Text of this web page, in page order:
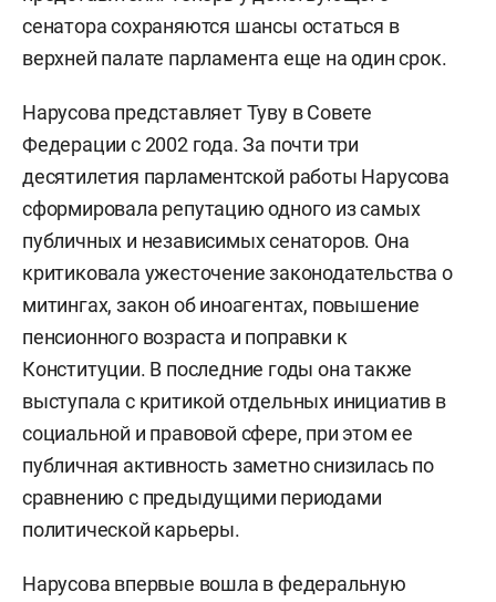
сенатора сохраняются шансы остаться в
верхней палате парламента еще на один срок.
Нарусова представляет Туву в Совете
Федерации с 2002 года. За почти три
десятилетия парламентской работы Нарусова
сформировала репутацию одного из самых
публичных и независимых сенаторов. Она
критиковала ужесточение законодательства о
митингах, закон об иноагентах, повышение
пенсионного возраста и поправки к
Конституции. В последние годы она также
выступала с критикой отдельных инициатив в
социальной и правовой сфере, при этом ее
публичная активность заметно снизилась по
сравнению с предыдущими периодами
политической карьеры.
Нарусова впервые вошла в федеральную